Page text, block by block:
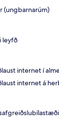
(ungbarnarúm)
leyfð
internet í
internet á